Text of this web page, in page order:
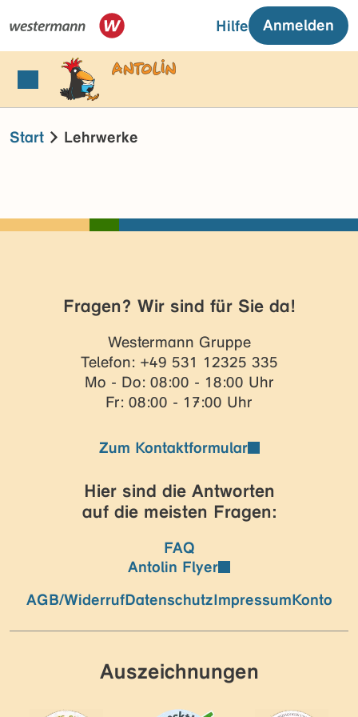
Hilfe Anmelden
Start Lehrwerke
Fragen? Wir sind für Sie da!
Westermann Gruppe
Telefon: +49 531 12325 335
Mo - Do: 08:00 - 18:00 Uhr
Fr: 08:00 - 17:00 Uhr
Zum Kontaktformular
Hier sind die Antworten
auf die meisten Fragen:
FAQ
Antolin Flyer
AGB/WiderrufDatenschutzImpressumKonto
Auszeichnungen